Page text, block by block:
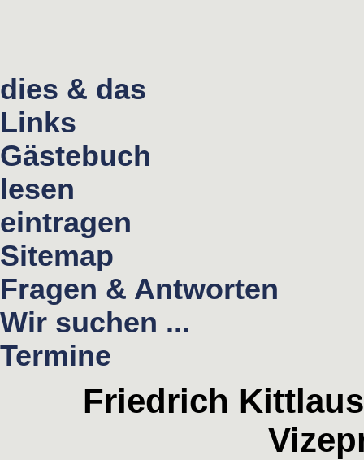
dies & das
Links
Gästebuch
lesen
eintragen
Sitemap
Fragen & Antworten
Wir suchen ...
Termine
Friedrich